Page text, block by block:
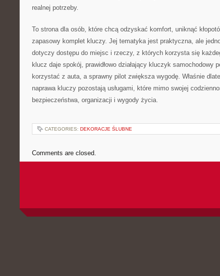
realnej potrzeby.
To strona dla osób, które chcą odzyskać komfort, uniknąć
zapasowy komplet kluczy. Jej tematyka jest praktyczna, ale
dotyczy dostępu do miejsc i rzeczy, z których korzysta się
klucz daje spokój, prawidłowo działający kluczyk samochodowy
korzystać z auta, a sprawny pilot zwiększa wygodę. Właśnie
naprawa kluczy pozostają usługami, które mimo swojej
bezpieczeństwa, organizacji i wygody życia.
CATEGORIES: DEKORACJE ŚLUBNE
Comments are closed.